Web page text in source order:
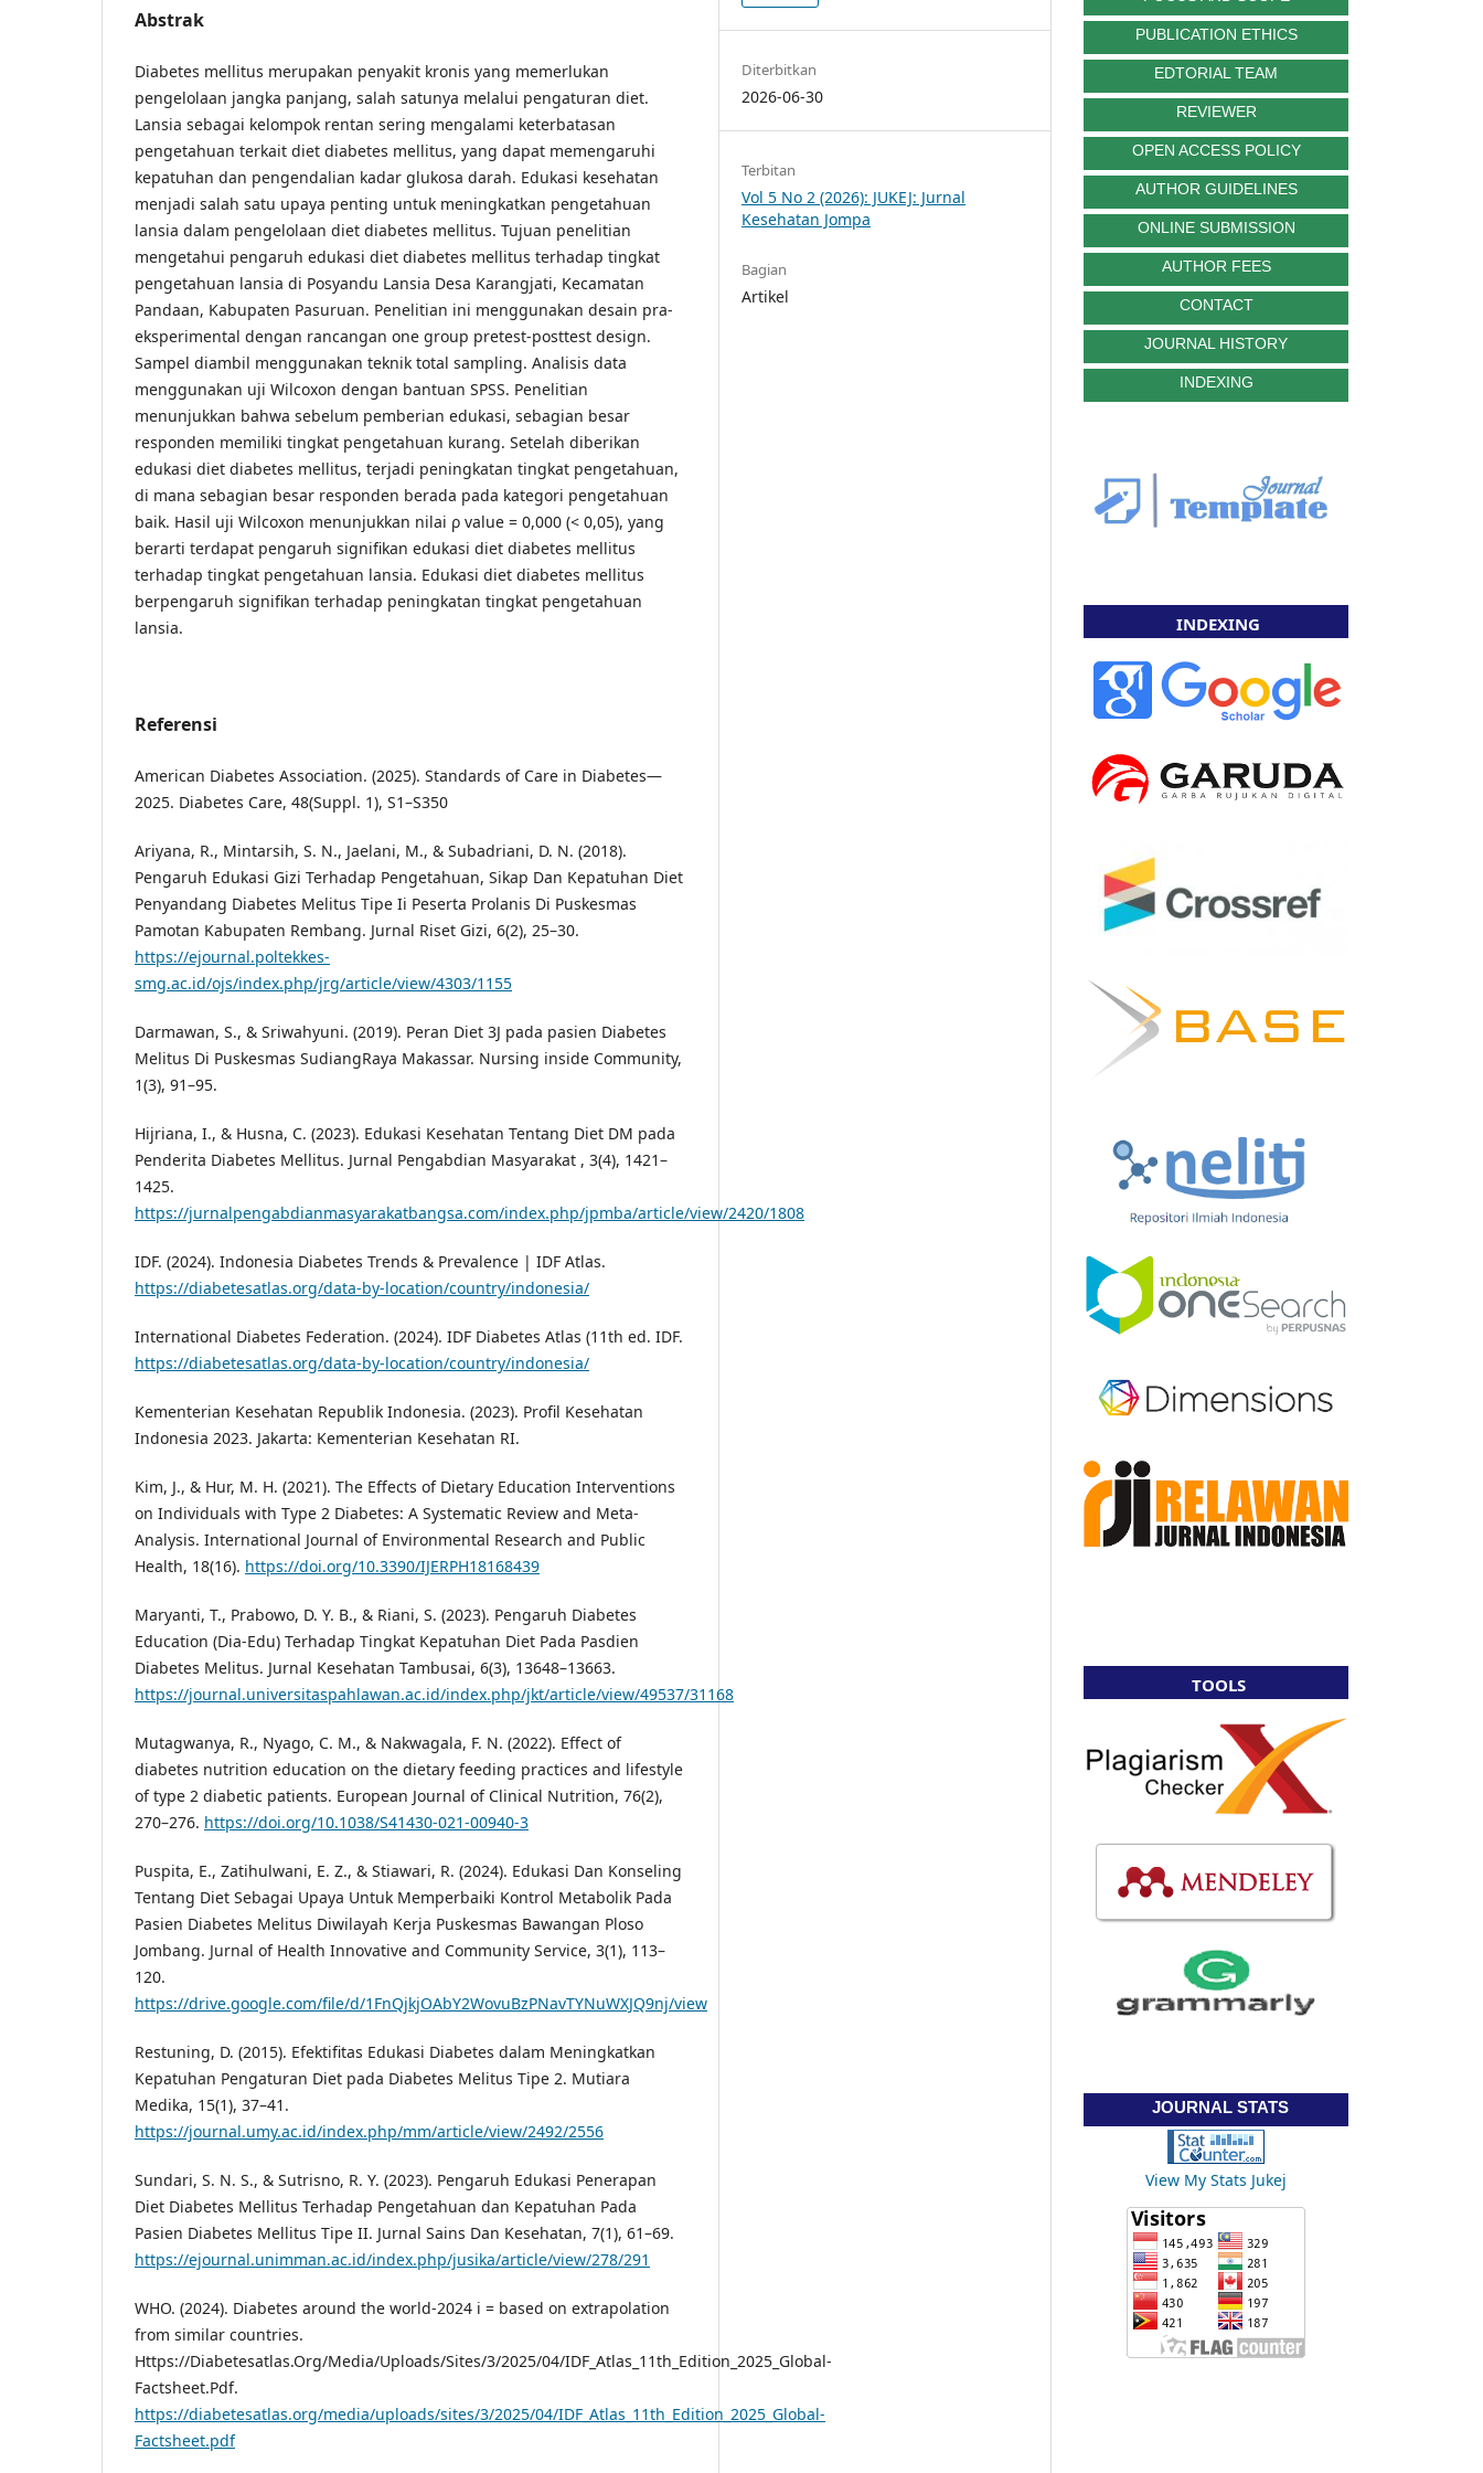
Abstrak
Diabetes mellitus merupakan penyakit kronis yang memerlukan
pengelolaan jangka panjang, salah satunya melalui pengaturan diet.
Lansia sebagai kelompok rentan sering mengalami keterbatasan
pengetahuan terkait diet diabetes mellitus, yang dapat memengaruhi
kepatuhan dan pengendalian kadar glukosa darah. Edukasi kesehatan
menjadi salah satu upaya penting untuk meningkatkan pengetahuan
lansia dalam pengelolaan diet diabetes mellitus. Tujuan penelitian
mengetahui pengaruh edukasi diet diabetes mellitus terhadap tingkat
pengetahuan lansia di Posyandu Lansia Desa Karangjati, Kecamatan
Pandaan, Kabupaten Pasuruan. Penelitian ini menggunakan desain pra-
eksperimental dengan rancangan one group pretest-posttest design.
Sampel diambil menggunakan teknik total sampling. Analisis data
menggunakan uji Wilcoxon dengan bantuan SPSS. Penelitian
menunjukkan bahwa sebelum pemberian edukasi, sebagian besar
responden memiliki tingkat pengetahuan kurang. Setelah diberikan
edukasi diet diabetes mellitus, terjadi peningkatan tingkat pengetahuan,
di mana sebagian besar responden berada pada kategori pengetahuan
baik. Hasil uji Wilcoxon menunjukkan nilai ρ value = 0,000 (< 0,05), yang
berarti terdapat pengaruh signifikan edukasi diet diabetes mellitus
terhadap tingkat pengetahuan lansia. Edukasi diet diabetes mellitus
berpengaruh signifikan terhadap peningkatan tingkat pengetahuan
lansia.
Referensi
American Diabetes Association. (2025). Standards of Care in Diabetes—
2025. Diabetes Care, 48(Suppl. 1), S1–S350
Ariyana, R., Mintarsih, S. N., Jaelani, M., & Subadriani, D. N. (2018).
Pengaruh Edukasi Gizi Terhadap Pengetahuan, Sikap Dan Kepatuhan Diet
Penyandang Diabetes Melitus Tipe Ii Peserta Prolanis Di Puskesmas
Pamotan Kabupaten Rembang. Jurnal Riset Gizi, 6(2), 25–30.
https://ejournal.poltekkes-
smg.ac.id/ojs/index.php/jrg/article/view/4303/1155
Darmawan, S., & Sriwahyuni. (2019). Peran Diet 3J pada pasien Diabetes
Melitus Di Puskesmas SudiangRaya Makassar. Nursing inside Community,
1(3), 91–95.
Hijriana, I., & Husna, C. (2023). Edukasi Kesehatan Tentang Diet DM pada
Penderita Diabetes Mellitus. Jurnal Pengabdian Masyarakat , 3(4), 1421–
1425.
https://jurnalpengabdianmasyarakatbangsa.com/index.php/jpmba/article/view/2420/1808
IDF. (2024). Indonesia Diabetes Trends & Prevalence | IDF Atlas.
https://diabetesatlas.org/data-by-location/country/indonesia/
International Diabetes Federation. (2024). IDF Diabetes Atlas (11th ed. IDF.
https://diabetesatlas.org/data-by-location/country/indonesia/
Kementerian Kesehatan Republik Indonesia. (2023). Profil Kesehatan
Indonesia 2023. Jakarta: Kementerian Kesehatan RI.
Kim, J., & Hur, M. H. (2021). The Effects of Dietary Education Interventions
on Individuals with Type 2 Diabetes: A Systematic Review and Meta-
Analysis. International Journal of Environmental Research and Public
Health, 18(16). https://doi.org/10.3390/IJERPH18168439
Maryanti, T., Prabowo, D. Y. B., & Riani, S. (2023). Pengaruh Diabetes
Education (Dia-Edu) Terhadap Tingkat Kepatuhan Diet Pada Pasdien
Diabetes Melitus. Jurnal Kesehatan Tambusai, 6(3), 13648–13663.
https://journal.universitaspahlawan.ac.id/index.php/jkt/article/view/49537/31168
Mutagwanya, R., Nyago, C. M., & Nakwagala, F. N. (2022). Effect of
diabetes nutrition education on the dietary feeding practices and lifestyle
of type 2 diabetic patients. European Journal of Clinical Nutrition, 76(2),
270–276. https://doi.org/10.1038/S41430-021-00940-3
Puspita, E., Zatihulwani, E. Z., & Stiawari, R. (2024). Edukasi Dan Konseling
Tentang Diet Sebagai Upaya Untuk Memperbaiki Kontrol Metabolik Pada
Pasien Diabetes Melitus Diwilayah Kerja Puskesmas Bawangan Ploso
Jombang. Jurnal of Health Innovative and Community Service, 3(1), 113–
120.
https://drive.google.com/file/d/1FnQjkjOAbY2WovuBzPNavTYNuWXJQ9nj/view
Restuning, D. (2015). Efektifitas Edukasi Diabetes dalam Meningkatkan
Kepatuhan Pengaturan Diet pada Diabetes Melitus Tipe 2. Mutiara
Medika, 15(1), 37–41.
https://journal.umy.ac.id/index.php/mm/article/view/2492/2556
Sundari, S. N. S., & Sutrisno, R. Y. (2023). Pengaruh Edukasi Penerapan
Diet Diabetes Mellitus Terhadap Pengetahuan dan Kepatuhan Pada
Pasien Diabetes Mellitus Tipe II. Jurnal Sains Dan Kesehatan, 7(1), 61–69.
https://ejournal.unimman.ac.id/index.php/jusika/article/view/278/291
WHO. (2024). Diabetes around the world-2024 i = based on extrapolation
from similar countries.
Https://Diabetesatlas.Org/Media/Uploads/Sites/3/2025/04/IDF_Atlas_11th_Edition_2025_Global-
Factsheet.Pdf.
https://diabetesatlas.org/media/uploads/sites/3/2025/04/IDF_Atlas_11th_Edition_2025_Global-
Factsheet.pdf
Diterbitkan
2026-06-30
Terbitan
Vol 5 No 2 (2026): JUKEJ: Jurnal
Kesehatan Jompa
Bagian
Artikel
PUBLICATION ETHICS
EDTORIAL TEAM
REVIEWER
OPEN ACCESS POLICY
AUTHOR GUIDELINES
ONLINE SUBMISSION
AUTHOR FEES
CONTACT
JOURNAL HISTORY
INDEXING
INDEXING
TOOLS
JOURNAL STATS
View My Stats Jukej